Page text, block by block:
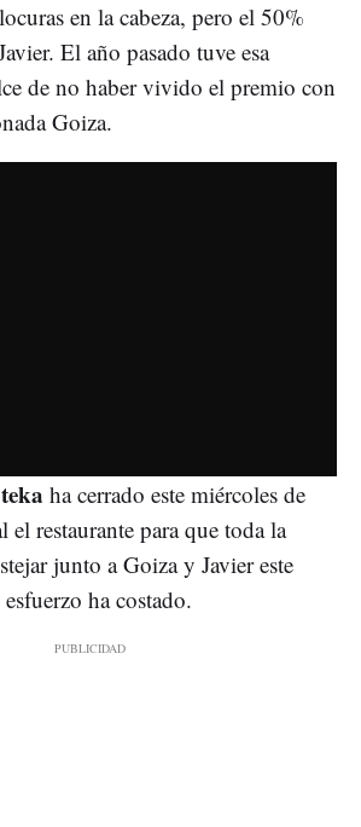
en la cabeza, pero el 50%
El año pasado tuve esa
de no haber vivido el premio con
Goiza.
ha cerrado este miércoles de
el restaurante para que toda la
junto a Goiza y Javier este
ha costado.